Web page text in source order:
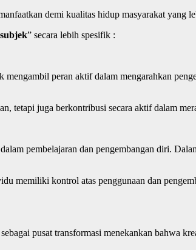
demi kualitas hidup masyarakat yang
” secara lebih spesifik :
peran aktif dalam mengarahkan
tetapi juga berkontribusi secara aktif dalam
pembelajaran dan pengembangan diri.
memiliki kontrol atas penggunaan dan
pusat transformasi menekankan bahwa